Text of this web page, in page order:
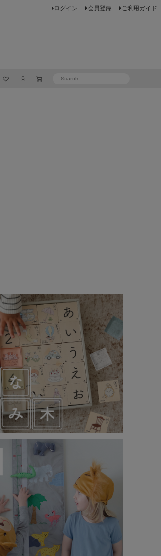
ログイン 会員登録 ご利用ガイド